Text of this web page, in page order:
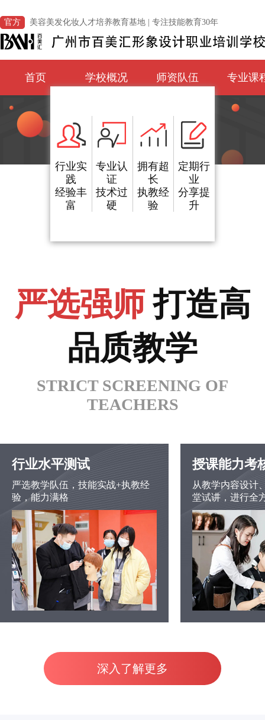
官方 美容美发化妆人才培养教育基地 | 专注技能教育30年
首页 学校概况 师资队伍 专业课
行业实
践
经验丰
富
专业认
证
技术过
硬
拥有超
长
执教经
验
定期行
业
分享提
升
严选强师打造高
品质教学
STRICT SCREENING OF
TEACHERS
行业水平测试
严选教学队伍，技能实战+执教经
验，能力满格
授课能力考
从教学内容设计
堂试讲，进行全
深入了解更多